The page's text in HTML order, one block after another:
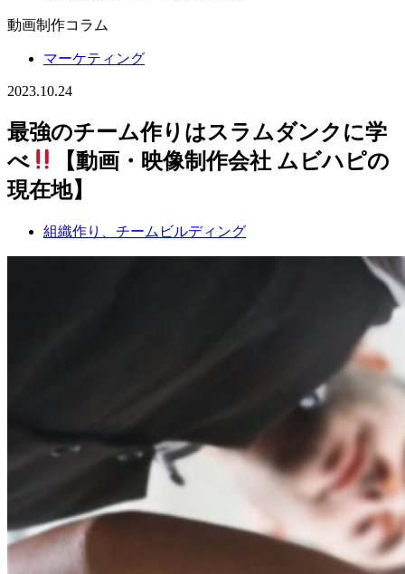
動画制作コラム
マーケティング
2023.10.24
最強のチーム作りはスラムダンクに学
べ
【動画・映像制作会社 ムビハピの
現在地】
組織作り、チームビルディング